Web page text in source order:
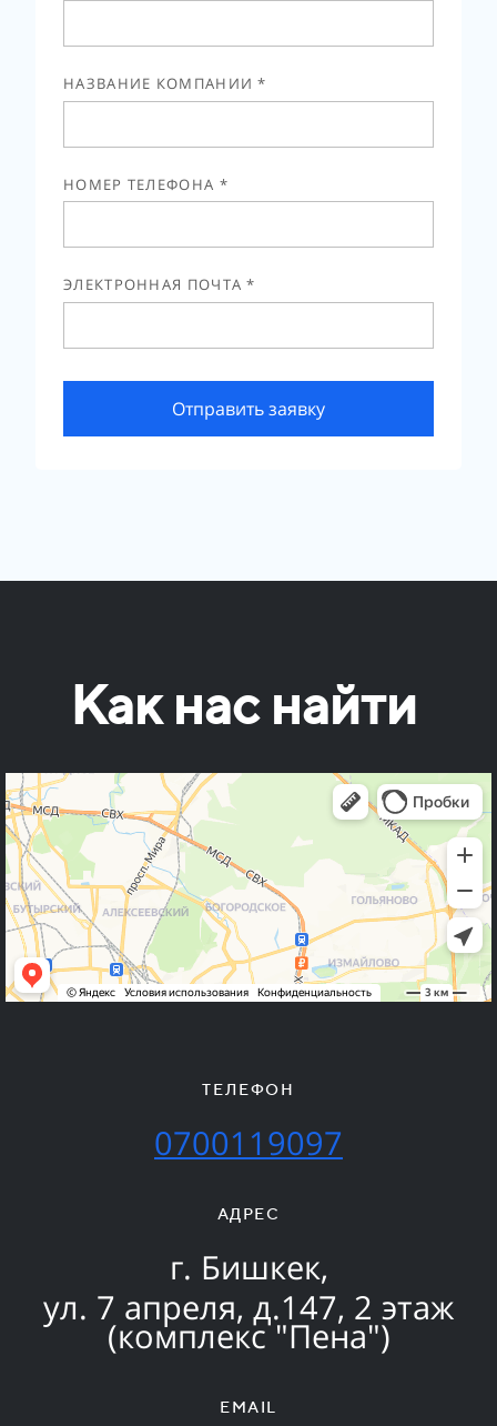
НАЗВАНИЕ КОМПАНИИ *
НОМЕР ТЕЛЕФОНА *
ЭЛЕКТРОННАЯ ПОЧТА *
Отправить заявку
Как нас найти
ТЕЛЕФОН
0700119097
АДРЕС
г. Бишкек,
ул. 7 апреля, д.147, 2 этаж
(комплекс "Пена")
EMAIL